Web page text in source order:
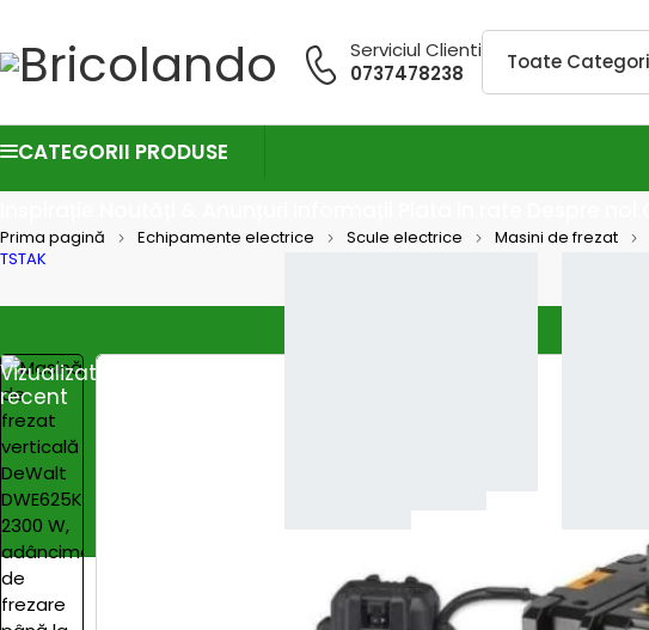
Serviciul Clienti
0737478238
CATEGORII PRODUSE
Vizualizate
recent
Prima pagină Echipamente electrice Scule electrice Masini de frezat
TSTAK